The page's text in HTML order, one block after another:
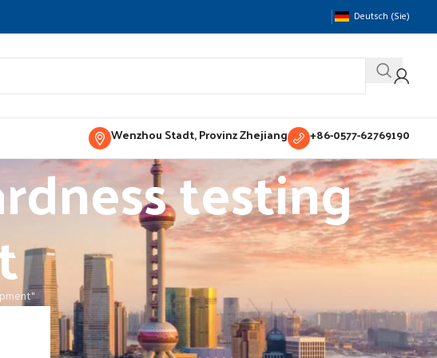
Deutsch (Sie)
Wenzhou Stadt, Provinz Zhejiang +86-0577-62769190
testing